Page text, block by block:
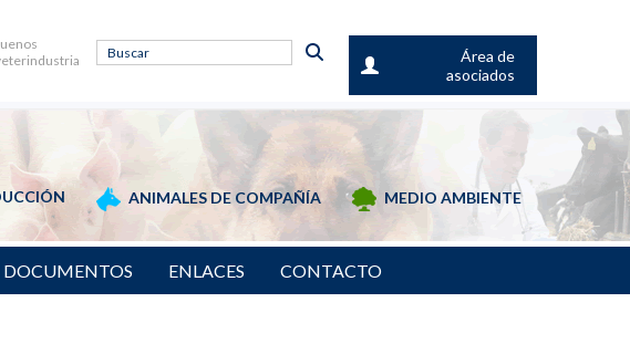
Área de
asociados
ANIMALES DE COMPAÑÍA MEDIO AMBIENTE
DOCUMENTOS ENLACES CONTACTO